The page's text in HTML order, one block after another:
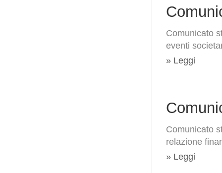
Comunicato
eventi
» Leggi
Comunicato
relazione
» Leggi